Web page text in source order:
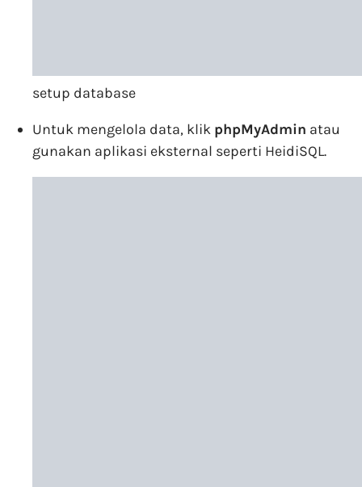
setup database
Untuk mengelola data, klik phpMyAdmin atau
gunakan aplikasi eksternal seperti HeidiSQL.